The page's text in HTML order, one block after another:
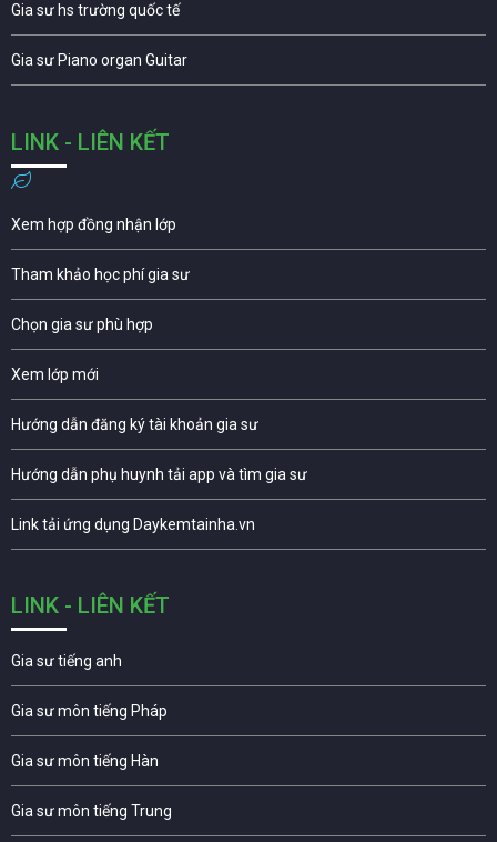
Gia sư hs trường quốc tế
Gia sư Piano organ Guitar
LINK - LIÊN KẾT
Xem hợp đồng nhận lớp
Tham khảo học phí gia sư
Chọn gia sư phù hợp
Xem lớp mới
Hướng dẫn đăng ký tài khoản gia sư
Hướng dẫn phụ huynh tải app và tìm gia sư
Link tải ứng dụng Daykemtainha.vn
LINK - LIÊN KẾT
Gia sư tiếng anh
Gia sư môn tiếng Pháp
Gia sư môn tiếng Hàn
Gia sư môn tiếng Trung